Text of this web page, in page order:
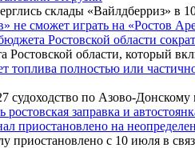
склады «Вайлдберриз» в
не сможет играть на «Ростов
Ростовской области
области, который
топлива полностью или
судоходство по Азово-
заправка и
приостановлено на
приостановлено с 10 июля в